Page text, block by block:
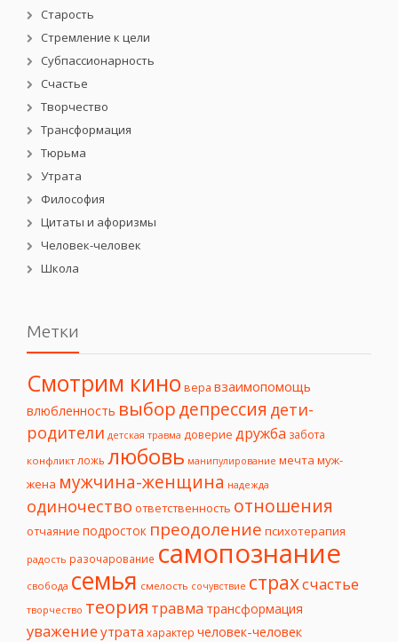
Старость
Стремление к цели
Субпассионарность
Счастье
Творчество
Трансформация
Тюрьма
Утрата
Философия
Цитаты и афоризмы
Человек-человек
Школа
Метки
Смотрим кино вера взаимопомощь
влюбленность выбордепрессия дети-
родители детская травма доверие дружба забота
конфликт ложь любовь манипулирование мечта муж-
жена мужчина-женщина надежда
одиночество ответственность отношения
отчаяние подросток преодоление психотерапия
радость разочарование самопознание
свобода семья смелость сочувствие страхсчастье
творчество теория травма трансформация
уважение утрата характер человек-человек